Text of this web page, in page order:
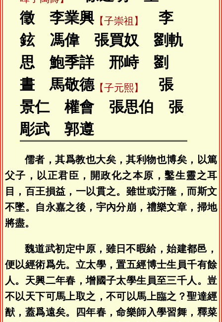
徵 李業興 【子崇祖】
李
鉉 馮偉 張買奴 劉軌
思 鮑季詳 邢峙 劉
晝 馬敬德【子元熙】
張
景仁 權會 張思伯 張
彫武 郭遵
儒者，其爲教也大矣，其利物也博矣，以篤
父子，以正君臣，開政化之本原，鑿生靈之耳
目，百王損益，一以貫之。雖世或汙隆，而斯文
不墜。自永嘉之後，宇內分崩，禮樂文章，掃地
將盡。
魏道武初定中原，雖日不暇給，始建都邑，
便以經術爲先。立太學，置五經博士生員千有餘
人。天興二年春，增國子太學生員至三千人。豈
不以天下可馬上取之，不可以馬上臨之？聖達經
猷，蓋爲遠矣。四年春，命樂師入學習舞，釋菜